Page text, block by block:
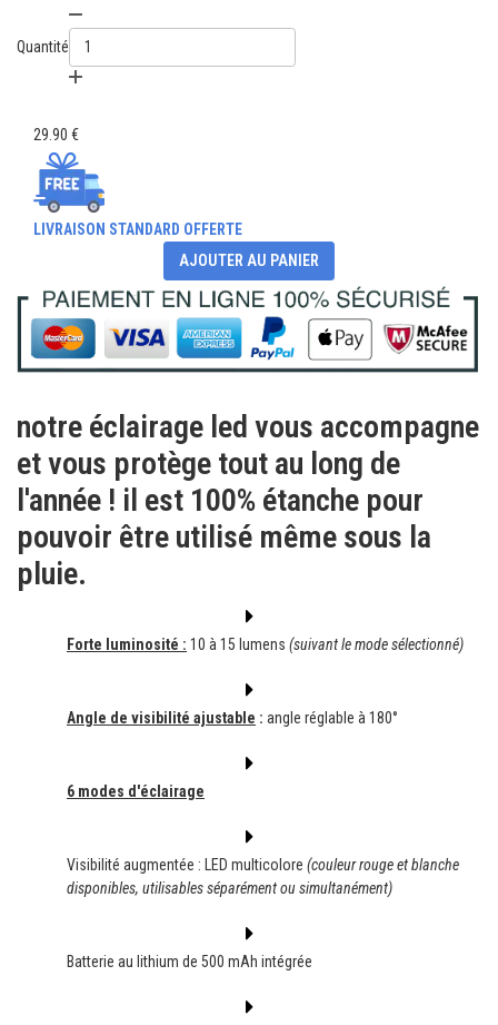
Quantité
29.90 €
LIVRAISON STANDARD OFFERTE
AJOUTER AU PANIER
notre éclairage led vous accompagne
et vous protège tout au long de
l'année ! il est 100% étanche pour
pouvoir être utilisé même sous la
pluie.
Forte luminosité : 10 à 15 lumens (suivant le mode sélectionné)
Angle de visibilité ajustable : angle réglable à 180°
6 modes d'éclairage
Visibilité augmentée : LED multicolore (couleur rouge et blanche
disponibles, utilisables séparément ou simultanément)
Batterie au lithium de 500 mAh intégrée